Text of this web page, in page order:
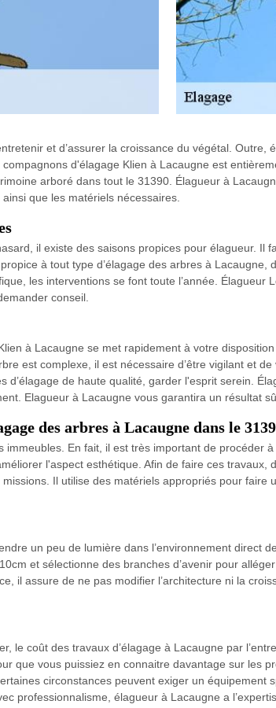
et d’assurer la croissance du végétal.
d'élagage Klien à Lacaugne est
arboré dans tout le 31390. Élagueur à
que les matériels nécessaires.
il existe des saisons propices pour élagueur. Il
à tout type d’élagage des arbres à
les interventions se font toute l’année.
conseil.
à Lacaugne se met rapidement à votre
est complexe, il est nécessaire d’être vigilant et
d’élagage de haute qualité, garder l'esprit serein.
Elagueur à Lacaugne vous garantira un résultat
des arbres à Lacaugne dans le
En fait, il est très important de procéder
l'aspect esthétique. Afin de faire ces
Il utilise des matériels appropriés pour
un peu de lumière dans l’environnement direct
et sélectionne des branches d’avenir pour
il assure de ne pas modifier l’architecture ni la
le coût des travaux d’élagage à Lacaugne par
que vous puissiez en connaitre davantage sur les
circonstances peuvent exiger un
professionnalisme, élagueur à Lacaugne a